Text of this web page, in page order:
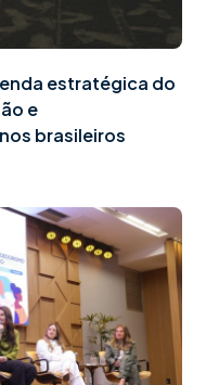
estratégica do
e
brasileiros